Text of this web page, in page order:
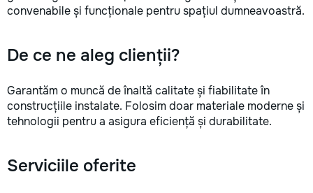
convenabile și funcționale pentru spațiul dumneavoastră.
De ce ne aleg clienții?
Garantăm o muncă de înaltă calitate și fiabilitate în
construcțiile instalate. Folosim doar materiale moderne și
tehnologii pentru a asigura eficiență și durabilitate.
Serviciile oferite